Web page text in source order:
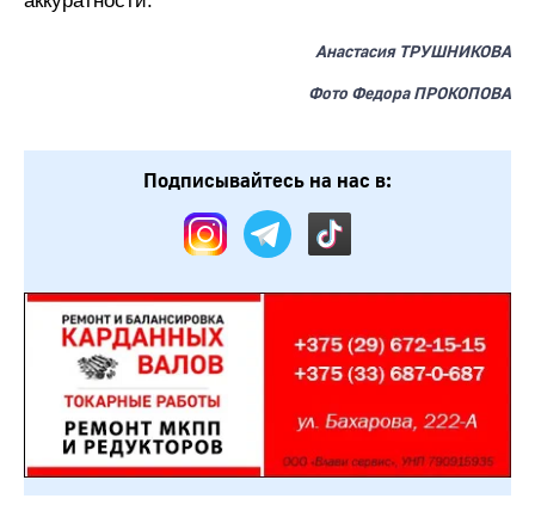
Анастасия ТРУШНИКОВА
Фото Федора ПРОКОПОВА
Подписывайтесь на нас в: